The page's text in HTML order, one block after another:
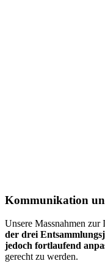
Kommunikation
Unsere Massnahmen
der drei
jedoch fortlaufend
gerecht zu werden.